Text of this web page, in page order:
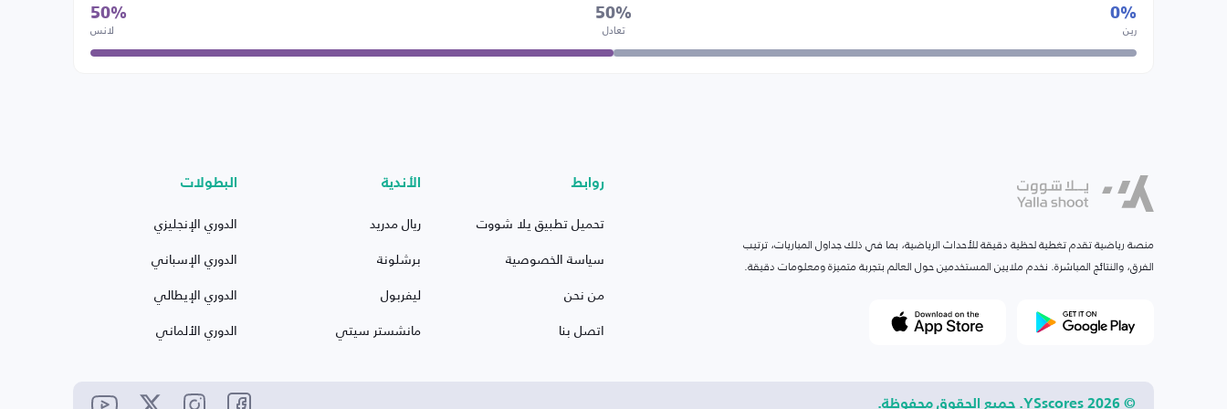
0%
رين
50%
تعادل
50%
لانس
منصة رياضية تقدم تغطية لحظية دقيقة للأحداث الرياضية، بما في ذلك جداول المباريات، ترتيب
الفرق، والنتائج المباشرة. نخدم ملايين المستخدمين حول العالم بتجربة متميزة ومعلومات دقيقة.
روابط
تحميل تطبيق يلا شووت
سياسة الخصوصية
من نحن
اتصل بنا
الأندية
ريال مدريد
برشلونة
ليفربول
مانشستر سيتي
البطولات
الدوري الإنجليزي
الدوري الإسباني
الدوري الإيطالي
الدوري الألماني
© 2026 YSscores. جميع الحقوق محفوظة.